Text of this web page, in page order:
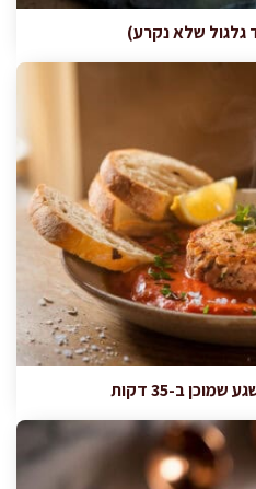
גלגול שלא נקרע)
ב-35 דקות